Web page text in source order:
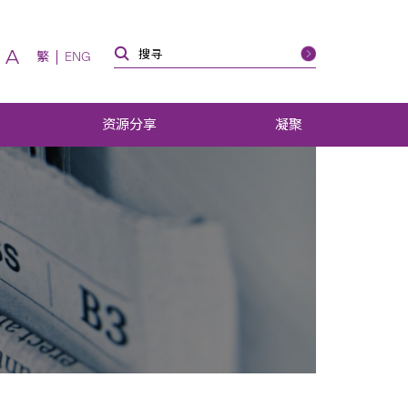
A 繁 ENG
资源分享 凝聚